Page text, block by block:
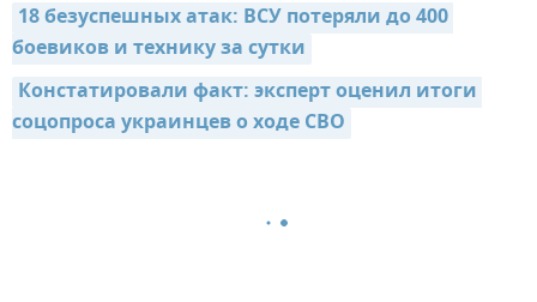
18 безуспешных атак: ВСУ потеряли до 400
боевиков и технику за сутки
Констатировали факт: эксперт оценил итоги
соцопроса украинцев о ходе СВО